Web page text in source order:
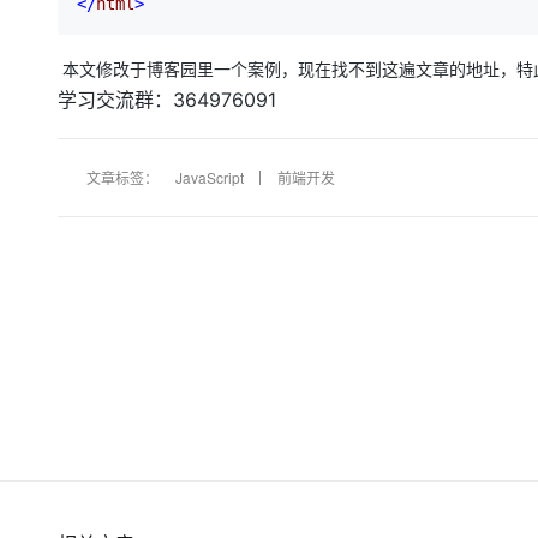
本文修改于博客园里一个案例，现在找不到这遍文章的地址，特
学习交流群：364976091
文章标签： JavaScript 前端开发